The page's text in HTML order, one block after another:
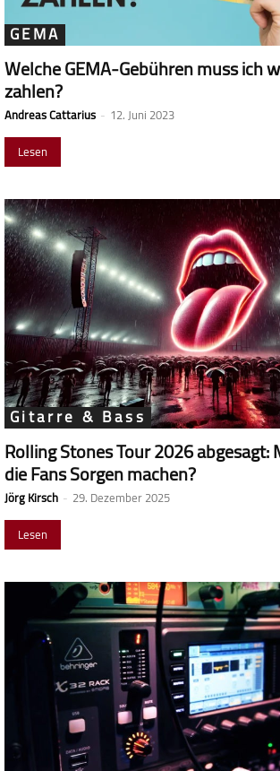
GEMA
Welche GEMA-Gebühren muss ich
zahlen?
Andreas Cattarius - 12. Juni 2023
Lesen
Gitarre & Bass
Rolling Stones Tour 2026 abgesagt:
die Fans Sorgen machen?
Jörg Kirsch - 29. Dezember 2025
Lesen